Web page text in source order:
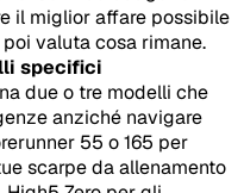
il miglior affare possibile
valuta cosa rimane.
specifici
due o tre modelli che
anziché navigare
55 o 165 per
scarpe da allenamento